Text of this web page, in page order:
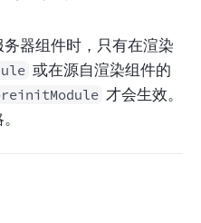
器组件时，只有在渲染
或在源自渲染组件的
才会生效。